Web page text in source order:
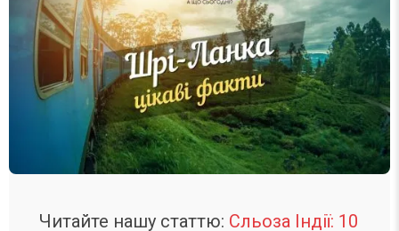
Читайте нашу статтю: Сльоза Індії: 10